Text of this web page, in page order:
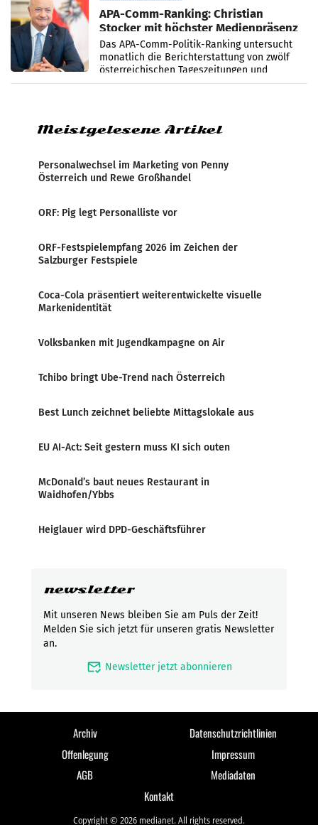
APA-Comm-Ranking: Christian
Stocker mit höchster Medienpräsenz
im Juli
Das APA-Comm-Politik-Ranking untersucht
monatlich die Berichterstattung von zwölf
österreichischen Tageszeitungen und
analysiert, welche Politikerinnen und
Meistgelesene Artikel
Personalwechsel im Marketing von Penny
Österreich und Rewe Großhandel
ORF: Pig legt Personalliste vor
ORF-Festspielempfang 2026 im Zeichen der
Salzburger Festspiele
Coca-Cola präsentiert weiterentwickelte visuelle
Markenidentität
Volksbanken mit Jugendkampagne on Air
Tchibo bringt Ube-Trend nach Österreich
Best Lunch zeichnet beliebte Mittagslokale aus
EU AI-Act: Seit gestern muss KI sich outen
McDonald’s baut neues Restaurant in
Waidhofen/Ybbs
Heiglauer wird DPD-Geschäftsführer
newsletter
Mit unseren News bleiben Sie am Puls der Zeit!
Melden Sie sich jetzt für unseren gratis Newsletter
an.
mark_email_read Newsletter jetzt abonnieren
Archiv
Datenschutzrichtlinien
Offenlegung
Impressum
AGB
Mediadaten
Kontakt
Copyright © 2026 medianet. All rights reserved.